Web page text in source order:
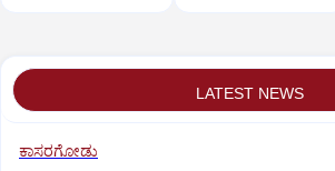
LATEST NEWS
ಕಾಸರಗೋಡು